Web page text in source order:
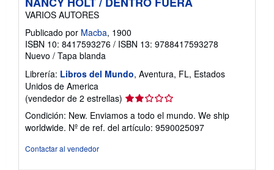
VARIOS AUTORES
Publicado por Macba, 1900
ISBN 10: 8417593276 / ISBN 13: 9788417593278
Nuevo / Tapa blanda
Librería: Libros del Mundo, Aventura, FL, Estados
Unidos de America
(vendedor de 2 estrellas) Calificación
vendedor:
2
Condición: New. Enviamos a todo el mundo. We ship
worldwide. Nº de ref. del artículo: 9590025097
Contactar al vendedor